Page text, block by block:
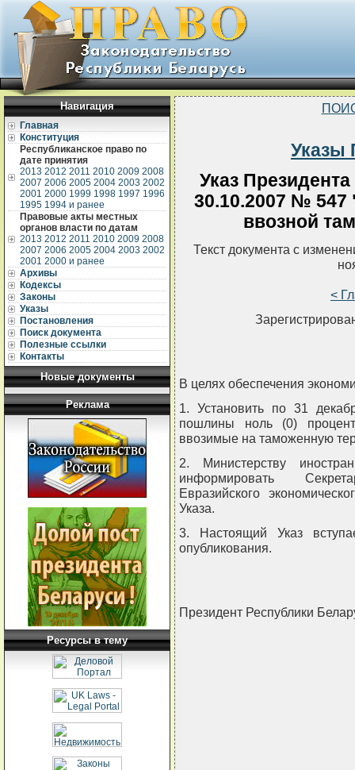
Навигация
Главная
Конституция
Республиканское право по
дате принятия
2013 2012 2011 2010 2009 2008
2007 2006 2005 2004 2003 2002
2001 2000 1999 1998 1997 1996
1995 1994 и ранее
Правовые акты местных
органов власти по датам
2013 2012 2011 2010 2009 2008
2007 2006 2005 2004 2003 2002
2001 2000 и ранее
Архивы
Кодексы
Законы
Указы
Постановления
Поиск документа
Полезные ссылки
Контакты
Новые документы
Реклама
Ресурсы в тему
Указы
Указ
30.10.2007 № 547
ввозной
Текст документа с
<
В целях обеспечения
1. Установить по 31
пошлины ноль (0)
ввозимые на таможенную
2. Министерству
информировать
Евразийского
Указа.
3. Настоящий Указ
опубликования.
Президент Республики